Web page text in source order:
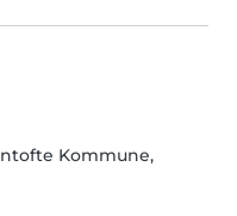
Kommune,